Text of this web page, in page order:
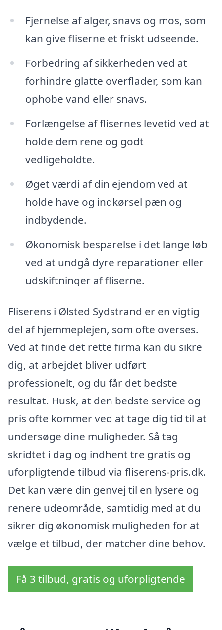
Fjernelse af alger, snavs og mos, som
kan give fliserne et friskt udseende.
Forbedring af sikkerheden ved at
forhindre glatte overflader, som kan
ophobe vand eller snavs.
Forlængelse af flisernes levetid ved at
holde dem rene og godt
vedligeholdte.
Øget værdi af din ejendom ved at
holde have og indkørsel pæn og
indbydende.
Økonomisk besparelse i det lange løb
ved at undgå dyre reparationer eller
udskiftninger af fliserne.
Fliserens i Ølsted Sydstrand er en vigtig
del af hjemmeplejen, som ofte overses.
Ved at finde det rette firma kan du sikre
dig, at arbejdet bliver udført
professionelt, og du får det bedste
resultat. Husk, at den bedste service og
pris ofte kommer ved at tage dig tid til at
undersøge dine muligheder. Så tag
skridtet i dag og indhent tre gratis og
uforpligtende tilbud via fliserens-pris.dk.
Det kan være din genvej til en lysere og
renere udeområde, samtidig med at du
sikrer dig økonomisk muligheden for at
vælge et tilbud, der matcher dine behov.
Få 3 tilbud, gratis og uforpligtende